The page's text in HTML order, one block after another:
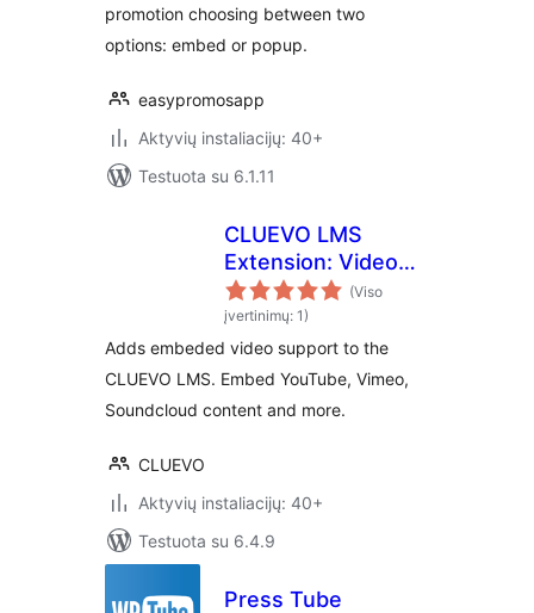
promotion choosing between two
options: embed or popup.
easypromosapp
Aktyvių instaliacijų: 40+
Testuota su 6.1.11
CLUEVO LMS
Extension: Video
Tutorial Manager
for YouTube (and
other oEmbed
providers)
(Viso
įvertinimų: 1)
Adds embeded video support to the
CLUEVO LMS. Embed YouTube, Vimeo,
Soundcloud content and more.
CLUEVO
Aktyvių instaliacijų: 40+
Testuota su 6.4.9
Press Tube